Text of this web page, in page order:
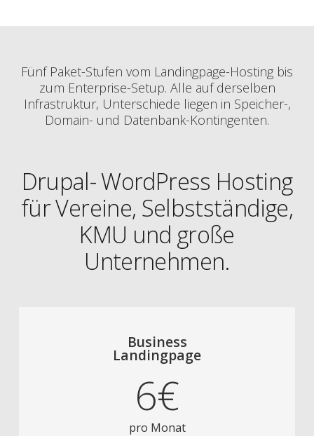
Fünf Paket-Stufen vom Landingpage-Hosting bis
zum Enterprise-Setup. Alle auf derselben
Infrastruktur, Unterschiede liegen in Speicher-,
Domain- und Datenbank-Kontingenten.
Drupal- WordPress Hosting
für Vereine, Selbstständige,
KMU und große
Unternehmen.
Business
Landingpage
6€
pro Monat